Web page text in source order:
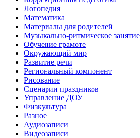
Логопедия
Математика
Материалы для родителей
Музыкально-ритмическое занятие
Обучение грамоте
Окружающий мир
Развитие речи
Региональный компонент
Рисование
Сценарии праздников
Управление ДОУ
Физкультура
Разное
Аудиозаписи
Видеозаписи